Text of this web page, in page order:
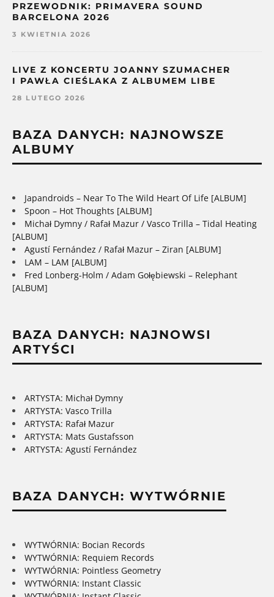
PRZEWODNIK: PRIMAVERA SOUND
BARCELONA 2026
3 KWIETNIA 2026
LIVE Z KONCERTU JOANNY SZUMACHER
I PAWŁA CIEŚLAKA Z ALBUMEM LIBE
28 LUTEGO 2026
BAZA DANYCH: NAJNOWSZE
ALBUMY
Japandroids – Near To The Wild Heart Of Life [ALBUM]
Spoon – Hot Thoughts [ALBUM]
Michał Dymny / Rafał Mazur / Vasco Trilla – Tidal Heating
[ALBUM]
Agustí Fernández / Rafał Mazur – Ziran [ALBUM]
LAM – LAM [ALBUM]
Fred Lonberg-Holm / Adam Gołębiewski – Relephant
[ALBUM]
BAZA DANYCH: NAJNOWSI
ARTYŚCI
ARTYSTA: Michał Dymny
ARTYSTA: Vasco Trilla
ARTYSTA: Rafał Mazur
ARTYSTA: Mats Gustafsson
ARTYSTA: Agustí Fernández
BAZA DANYCH: WYTWÓRNIE
WYTWÓRNIA: Bocian Records
WYTWÓRNIA: Requiem Records
WYTWÓRNIA: Pointless Geometry
WYTWÓRNIA: Instant Classic